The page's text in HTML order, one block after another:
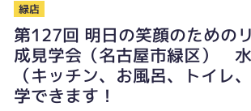
緑店
第127回 明日の笑顔のための
成見学会（名古屋市緑区）
（キッチン、お風呂、トイレ
学できます！